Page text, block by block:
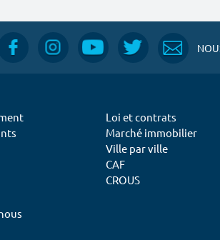
Loi et contrats
Marché immobilier
Ville par ville
CAF
CROUS